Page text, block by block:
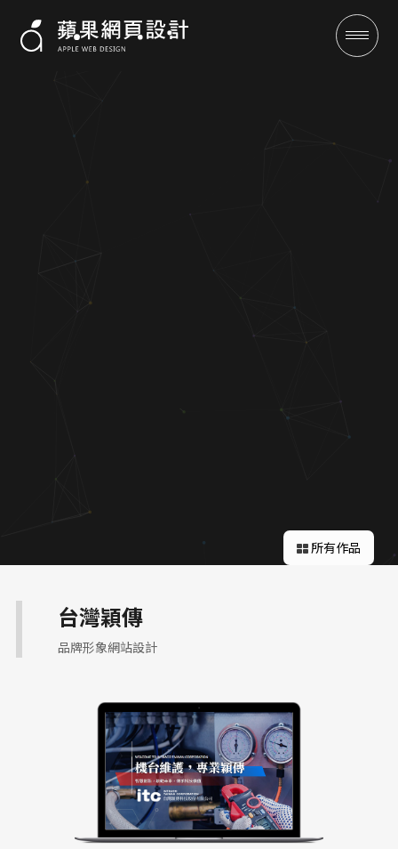
台灣穎傳-網站架設|蘋果網頁設
所有作品
台灣穎傳
品牌形象網站設計